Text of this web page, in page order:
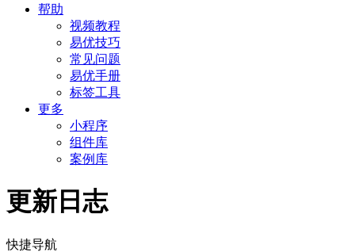
帮助
视频教程
易优技巧
常见问题
易优手册
标签工具
更多
小程序
组件库
案例库
更新日志
快捷导航